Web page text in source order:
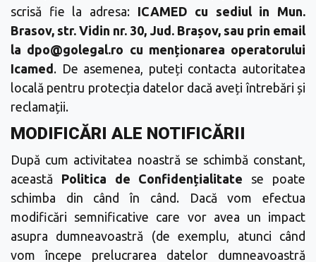
scrisă fie la adresa: ICAMED cu sediul in Mun.
Brasov, str. Vidin nr. 30, Jud. Brașov, sau prin email
la dpo@golegal.ro cu menționarea operatorului
Icamed . De asemenea, puteți contacta autoritatea
locală pentru protecția datelor dacă aveți întrebări și
reclamații.
MODIFICĂRI ALE NOTIFICĂRII
După cum activitatea noastră se schimbă constant,
această Politica de Confidențialitate se poate
schimba din când în când. Dacă vom efectua
modificări semnificative care vor avea un impact
asupra dumneavoastră (de exemplu, atunci când
vom începe prelucrarea datelor dumneavoastră